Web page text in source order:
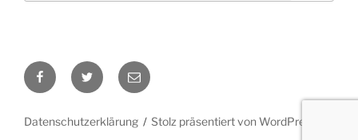
FacebookTwitter E-
Mail
Datenschutzerklärung Stolz präsentiert von WordPress